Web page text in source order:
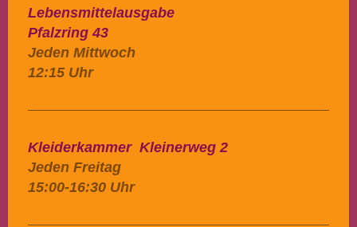
Lebensmittelausgabe
Pfalzring 43
Jeden Mittwoch
12:15 Uhr
Kleiderkammer Kleinerweg 2
Jeden Freitag
15:00-16:30 Uhr